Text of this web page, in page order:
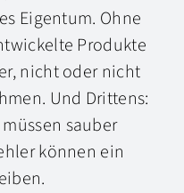
Eigentum. Ohne
Produkte
nicht oder nicht
Und Drittens:
sauber
können ein